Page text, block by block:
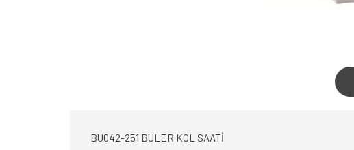
BU042-251 BULER KOL SAATİ